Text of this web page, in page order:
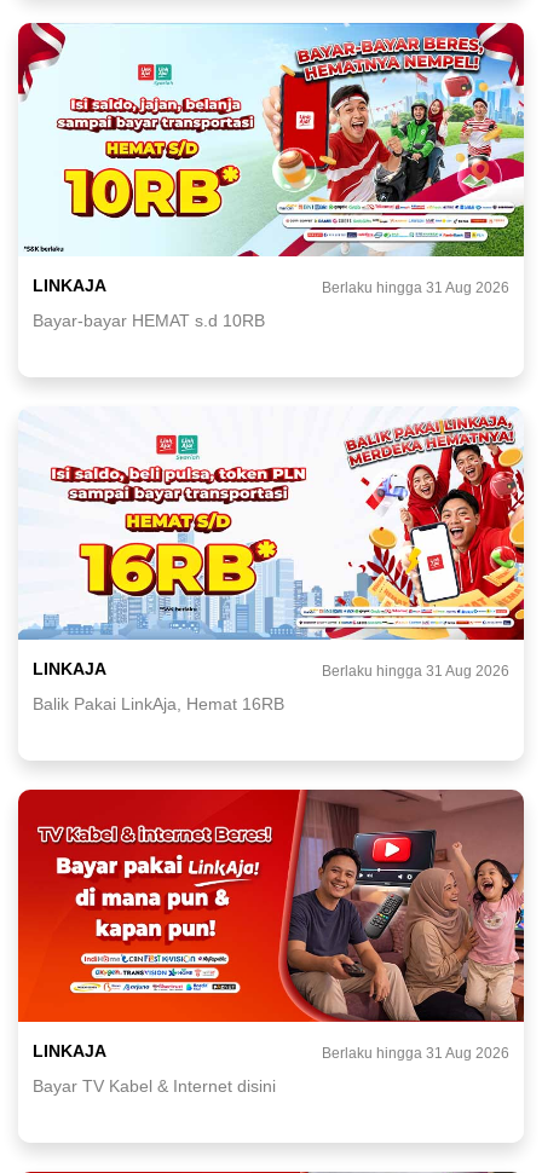
LINKAJA Berlaku hingga 31 Aug 2026
Bayar-bayar HEMAT s.d 10RB
LINKAJA Berlaku hingga 31 Aug 2026
Balik Pakai LinkAja, Hemat 16RB
LINKAJA Berlaku hingga 31 Aug 2026
Bayar TV Kabel & Internet disini